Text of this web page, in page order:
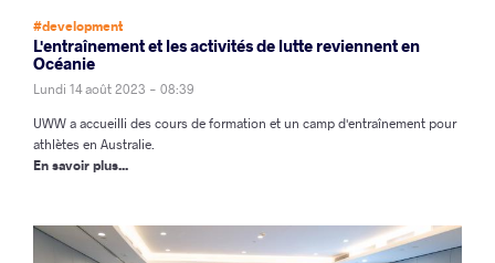
#development
L'entraînement et les activités de lutte reviennent en
Océanie
Lundi 14 août 2023 - 08:39
UWW a accueilli des cours de formation et un camp d'entraînement pour
athlètes en Australie
En savoir plus...